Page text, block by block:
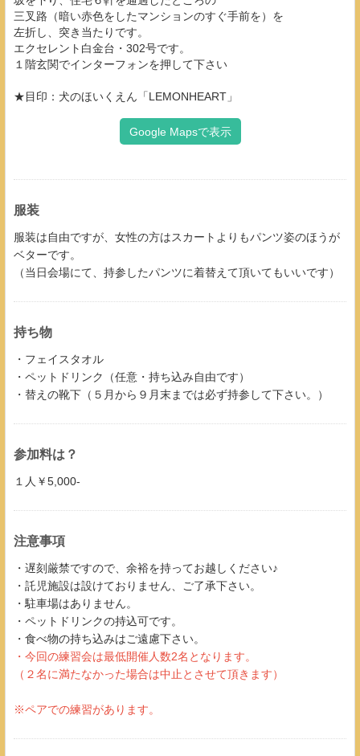
三叉路（暗い赤色をしたマンションのすぐ手前を）を
左折し、突き当たりです。
エクセレント白金台・302号です。
１階玄関でインターフォンを押して下さい
★目印：犬のほいくえん「LEMONHEART」
Google Mapsで表示
服装
服装は自由ですが、女性の方はスカートよりもパンツ姿のほうが
ベターです。
（当日会場にて、持参したパンツに着替えて頂いてもいいです）
持ち物
・フェイスタオル
・ペットドリンク（任意・持ち込み自由です）
・替えの靴下（５月から９月末までは必ず持参して下さい。）
参加料は？
１人￥5,000-
注意事項
・遅刻厳禁ですので、余裕を持ってお越しください♪
・託児施設は設けておりません、ご了承下さい。
・駐車場はありません。
・ペットドリンクの持込可です。
・食べ物の持ち込みはご遠慮下さい。
・今回の練習会は最低開催人数2名となります。
（２名に満たなかった場合は中止とさせて頂きます​​​​​）
※ペアでの練習があります。